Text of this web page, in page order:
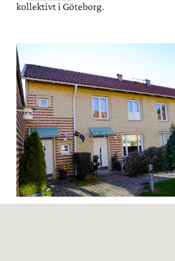
kollektivt i Göteborg.